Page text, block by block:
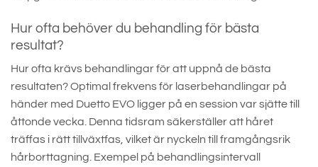
Hur ofta behöver du behandling för bästa
resultat?
Hur ofta krävs behandlingar för att uppnå de bästa
resultaten? Optimal frekvens för laserbehandlingar på
händer med Duetto EVO ligger på en session var sjätte till
åttonde vecka. Denna tidsram säkerställer att håret
träffas i rätt tillväxtfas, vilket är nyckeln till framgångsrik
hårborttagning. Exempel på behandlingsintervall